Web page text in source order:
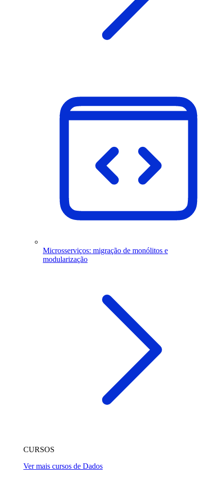
Microsserviços: migração de monólitos e
modularização
CURSOS
Ver mais cursos de Dados